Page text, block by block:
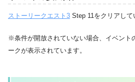
ストーリークエスト3 Step 11をクリアして
※条件が開放されていない場合、イベント
ークが表示されています。